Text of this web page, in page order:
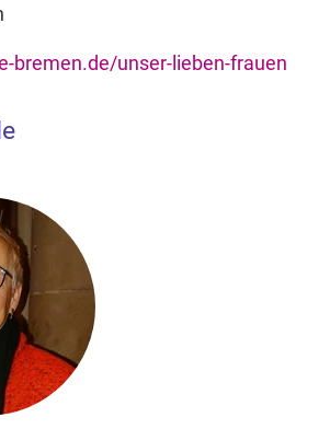
bremen.de/unser-lieben-frauen